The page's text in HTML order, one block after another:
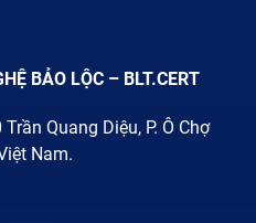
BẢO LỘC – BLT.CERT
Quang Diệu, P. Ô Chợ
Nam.